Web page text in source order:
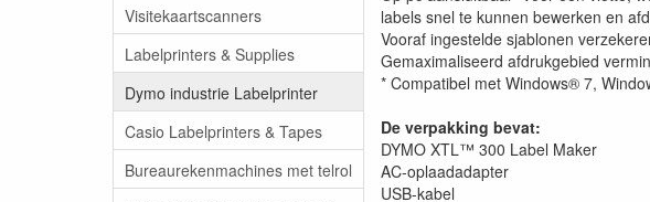
Visitekaartscanners
Labelprinters & Supplies
Dymo industrie Labelprinter
Casio Labelprinters & Tapes
Bureaurekenmachines met telrol
labels snel te kunnen bewerken en
Vooraf ingestelde sjablonen
Gemaximaliseerd afdrukgebied
* Compatibel met Windows® 7,
De verpakking bevat:
DYMO XTL™ 300 Label Maker
AC-oplaadadapter
USB-kabel